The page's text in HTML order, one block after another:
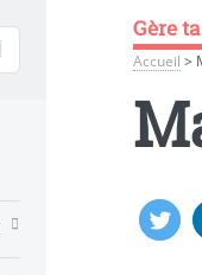
Gère
Accueil >